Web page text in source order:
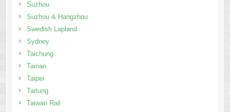
Suzhou
Suzhou & Hangzhou
Swedish Lapland
Sydney
Taichung
Tainan
Taipei
Taitung
Taiwan Rail